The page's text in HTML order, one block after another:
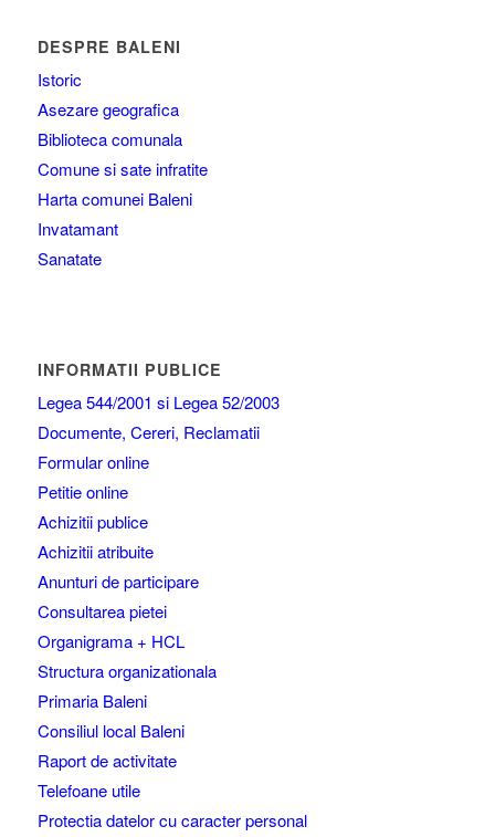
DESPRE BALENI
Istoric
Asezare geografica
Biblioteca comunala
Comune si sate infratite
Harta comunei Baleni
Invatamant
Sanatate
INFORMATII PUBLICE
Legea 544/2001 si Legea 52/2003
Documente, Cereri, Reclamatii
Formular online
Petitie online
Achizitii publice
Achizitii atribuite
Anunturi de participare
Consultarea pietei
Organigrama + HCL
Structura organizationala
Primaria Baleni
Consiliul local Baleni
Raport de activitate
Telefoane utile
Protectia datelor cu caracter personal